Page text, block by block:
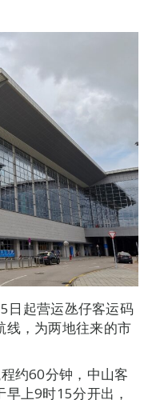
日起营运氹仔客运码
线，为两地往来的市
约60分钟，中山客
上9时15分开出，